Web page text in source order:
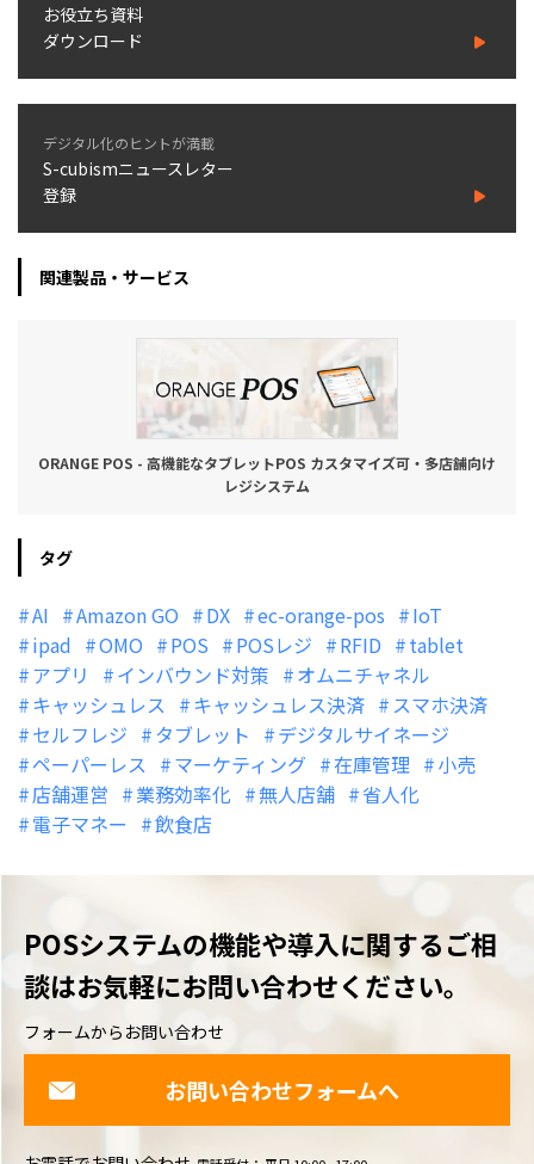
お役立ち資料
ダウンロード
デジタル化のヒントが満載
S-cubismニュースレター
登録
関連製品・サービス
ORANGE POS - 高機能なタブレットPOS カスタマイズ可・多店舗向け
レジシステム
タグ
AI Amazon GO DX ec-orange-pos
IoT
ipad
OMO POS POSレジ RFID
tablet
アプリ
インバウンド対策
オムニチャネル
キャッシュレス
キャッシュレス決済
スマホ決済
セルフレジ
タブレット
デジタルサイネージ
ペーパーレス
マーケティング 在庫管理
小売
店舗運営
業務効率化 無人店舗
省人化
電子マネー
飲食店
POSシステムの機能や導入に関するご相
談はお気軽にお問い合わせください。
フォームからお問い合わせ
お問い合わせフォームへ